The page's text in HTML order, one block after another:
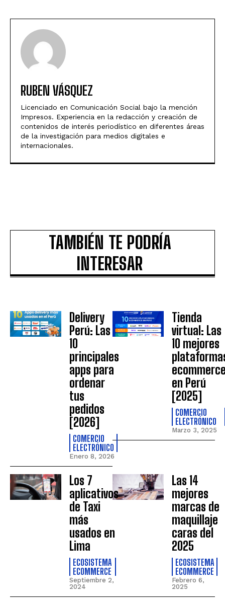
RUBEN VÁSQUEZ
Licenciado en Comunicación Social bajo la mención
Impresos. Experiencia en la redacción y creación de
contenidos de interés periodístico en diferentes áreas
de la investigación para medios digitales e
internacionales.
TAMBIÉN TE PODRÍA
INTERESAR
Delivery
Perú: Las
10
principales
apps para
ordenar
tus
pedidos
[2026]
COMERCIO
ELECTRÓNICO
Enero 8, 2026
Tienda
virtual: Las
10 mejores
en Perú
[2025]
COMERCIO
ELECTRÓNICO
Marzo 3, 2025
Los 7
aplicativos
de Taxi
más
usados en
Lima
ECOSISTEMA
ECOMMERCE
Septiembre 2,
2024
Las 14
mejores
marcas de
maquillaje
caras del
2025
ECOSISTEMA
ECOMMERCE
Febrero 6,
2025